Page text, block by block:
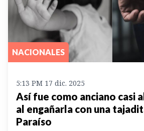
NACIONALES
5:13 PM 17 dic. 2025
Así fue como anciano casi
al engañarla con una
Paraíso